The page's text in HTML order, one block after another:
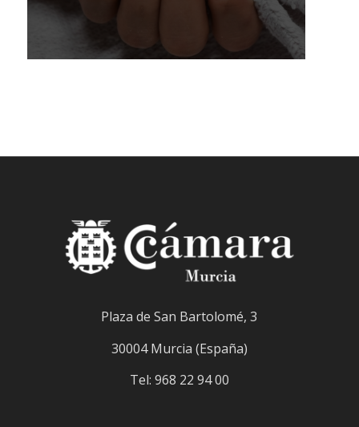
Plaza de San Bartolomé, 3
30004 Murcia (España)
Tel: 968 22 94 00